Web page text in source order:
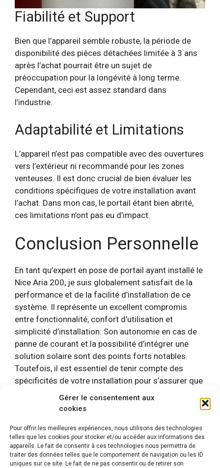
Gérer le consentement aux
cookies
Pour offrir les meilleures expériences, nous utilisons des technologies
telles que les cookies pour stocker et/ou accéder aux informations des
appareils. Le fait de consentir à ces technologies nous permettra de
traiter des données telles que le comportement de navigation ou les ID
uniques sur ce site. Le fait de ne pas consentir ou de retirer son
Fiabilité et Support
Bien que l’appareil semble robuste, la période de
disponibilité des pièces détachées limitée à 3 ans
après l’achat pourrait être un sujet de
préoccupation pour la longévité à long terme.
Cependant, ceci est assez standard dans
l’industrie.
Adaptabilité et Limitations
L’appareil n’est pas compatible avec des ouvertures
vers l’extérieur ni recommandé pour les zones
venteuses. Il est donc crucial de bien évaluer les
conditions spécifiques de votre installation avant
l’achat. Dans mon cas, le portail étant bien abrité,
ces limitations n’ont pas eu d’impact.
Conclusion Personnelle
En tant qu’expert en pose de portail ayant installé le
Nice Aria 200, je suis globalement satisfait de la
performance et de la facilité d’installation de ce
système. Il représente un excellent compromis
entre fonctionnalité, confort d’utilisation et
simplicité d’installation. Son autonomie en cas de
panne de courant et la possibilité d’intégrer une
solution solaire sont des points forts notables.
Toutefois, il est essentiel de tenir compte des
spécificités de votre installation pour s’assurer que
le Nice Aria 200 répondra à toutes vos attentes.
Nos comparatifs
Étiquettes
Motorisation portail battant,Nice